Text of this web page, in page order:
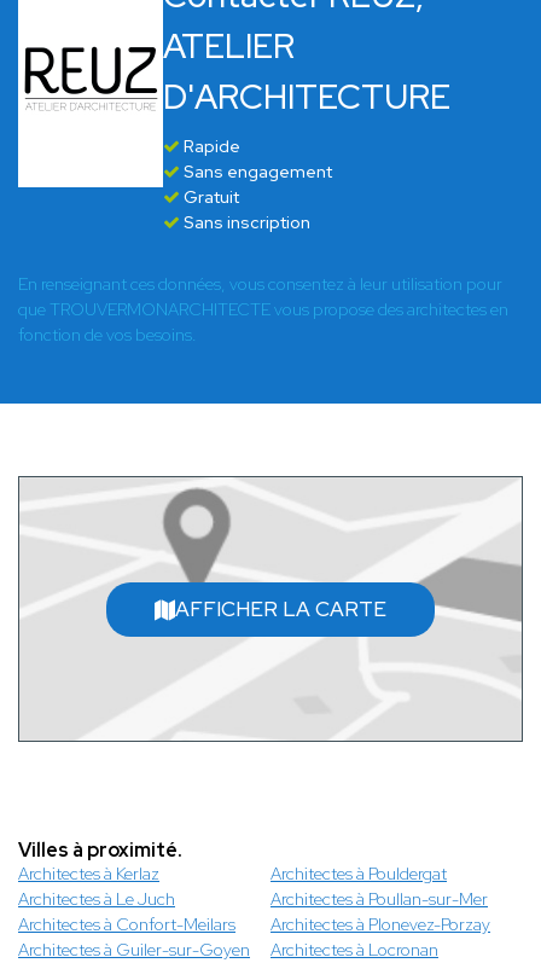
ATELIER
D'ARCHITECTURE
Rapide
Sans engagement
Gratuit
Sans inscription
En renseignant ces données, vous consentez à leur utilisation pour
que TROUVERMONARCHITECTE vous propose des architectes en
fonction de vos besoins.
AFFICHER LA CARTE
Villes à proximité.
Architectes à Kerlaz
Architectes à Pouldergat
Architectes à Le Juch
Architectes à Poullan-sur-Mer
Architectes à Confort-Meilars
Architectes à Plonevez-Porzay
Architectes à Guiler-sur-Goyen
Architectes à Locronan